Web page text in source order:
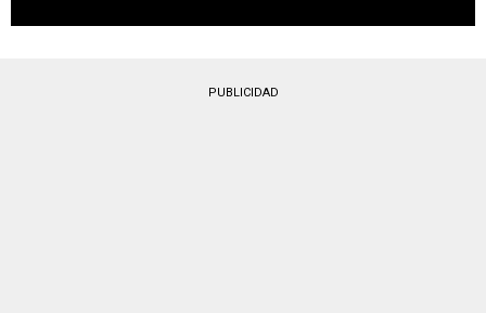
PUBLICIDAD